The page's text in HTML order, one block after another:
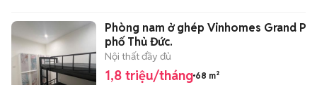
Phòng nam ở ghép Vinhomes Grand
phố Thủ Đức.
Nội thất đầy đủ
1,8 triệu/tháng 68 m²